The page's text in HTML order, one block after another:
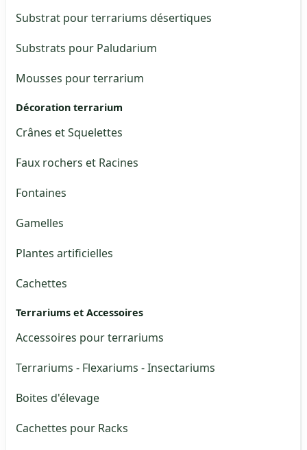
Substrat pour terrariums désertiques
Substrats pour Paludarium
Mousses pour terrarium
Décoration terrarium
Crânes et Squelettes
Faux rochers et Racines
Fontaines
Gamelles
Plantes artificielles
Cachettes
Terrariums et Accessoires
Accessoires pour terrariums
Terrariums - Flexariums - Insectariums
Boites d'élevage
Cachettes pour Racks